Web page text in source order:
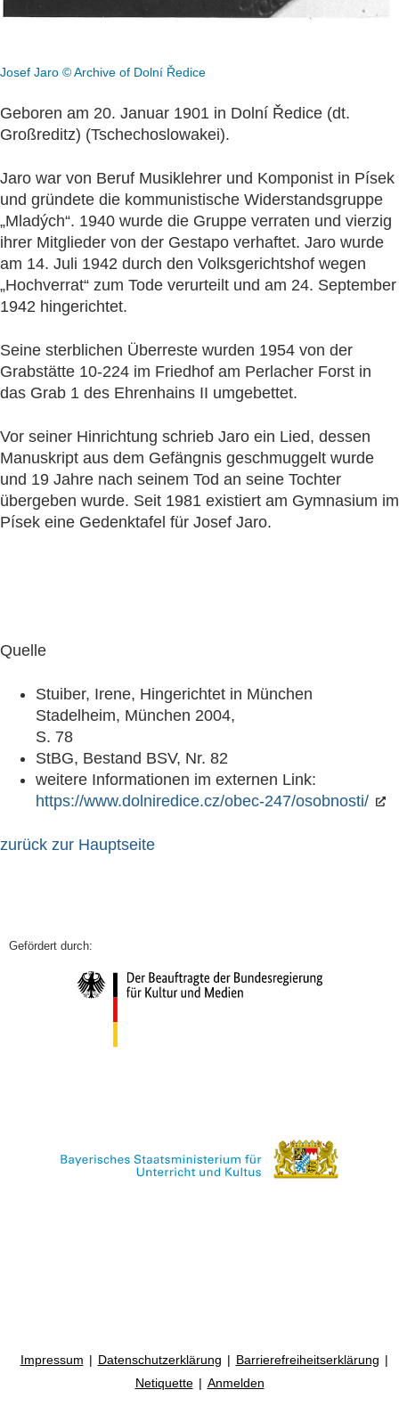
Josef Jaro © Archive of Dolní Ředice
Geboren am 20. Januar 1901 in Dolní Ředice (dt.
Großreditz) (Tschechoslowakei).
Jaro war von Beruf Musiklehrer und Komponist in Písek
und gründete die kommunistische Widerstandsgruppe
„Mladých“. 1940 wurde die Gruppe verraten und vierzig
ihrer Mitglieder von der Gestapo verhaftet. Jaro wurde
am 14. Juli 1942 durch den Volksgerichtshof wegen
„Hochverrat“ zum Tode verurteilt und am 24. September
1942 hingerichtet.
Seine sterblichen Überreste wurden 1954 von der
Grabstätte 10-224 im Friedhof am Perlacher Forst in
das Grab 1 des Ehrenhains II umgebettet.
Vor seiner Hinrichtung schrieb Jaro ein Lied, dessen
Manuskript aus dem Gefängnis geschmuggelt wurde
und 19 Jahre nach seinem Tod an seine Tochter
übergeben wurde. Seit 1981 existiert am Gymnasium im
Písek eine Gedenktafel für Josef Jaro.
Quelle
Stuiber, Irene, Hingerichtet in München
Stadelheim, München 2004,
S. 78
StBG, Bestand BSV, Nr. 82
weitere Informationen im externen Link:
https://www.dolniredice.cz/obec-247/osobnosti/
zurück zur Hauptseite
Impressum Datenschutzerklärung
Barrierefreiheitserklärung
Netiquette
Anmelden